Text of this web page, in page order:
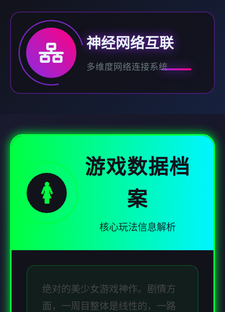
神经网络互联
多维度网络连接系统
🚺
游戏数据档
案
核心玩法信息解析
绝对的美少女游戏神作。剧情方
面，一周目整体是线性的，一路